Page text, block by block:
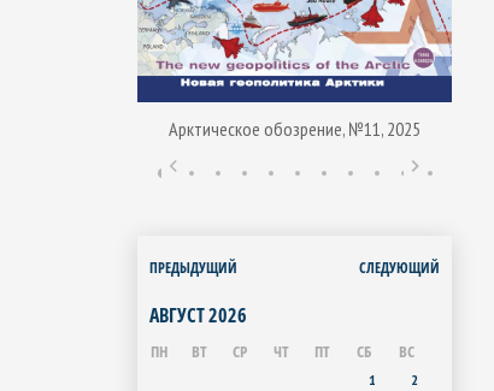
Арктическое обозрение, №11, 2025
ПРЕДЫДУЩИЙ СЛЕДУЮЩИЙ
АВГУСТ2026
ПН ВТ СР ЧТ ПТ СБ ВС
1
2